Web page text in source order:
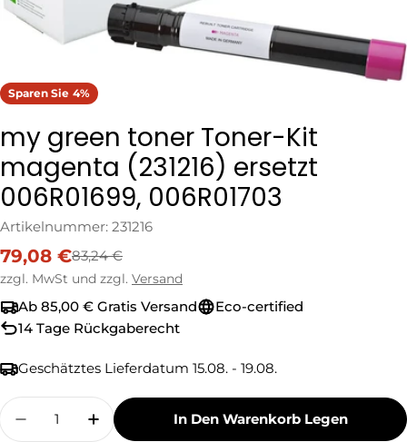
Sparen Sie 4%
my green toner Toner-Kit
magenta (231216) ersetzt
006R01699, 006R01703
Artikelnummer: 231216
Verkaufspreis
79,08 €
Regulärer
Preis
83,24 €
zzgl. MwSt und zzgl. Versand
Ab 85,00 € Gratis Versand
Eco-certified
14 Tage Rückgaberecht
Geschätztes Lieferdatum 15.08. - 19.08.
Menge
Menge Für My Green Toner Toner-Kit
Menge Für My Green Toner Toner-
In Den Warenkorb Legen